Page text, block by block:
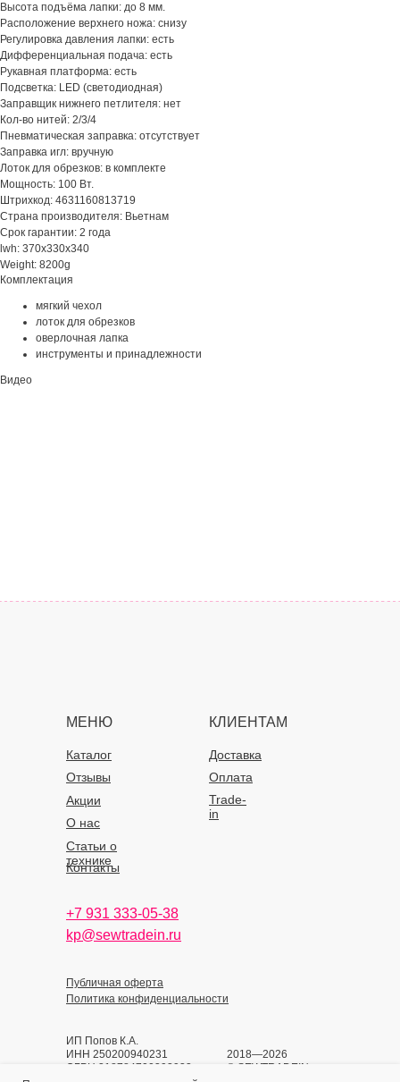
Высота подъёма лапки: до 8 мм.
Расположение верхнего ножа: снизу
Регулировка давления лапки: есть
Дифференциальная подача: есть
Рукавная платформа: есть
Подсветка: LED (светодиодная)
Заправщик нижнего петлителя: нет
Кол-во нитей: 2/3/4
Пневматическая заправка: отсутствует
Заправка игл: вручную
Лоток для обрезков: в комплекте
Мощность: 100 Вт.
Штрихкод: 4631160813719
Страна производителя: Вьетнам
Срок гарантии: 2 года
lwh: 370x330x340
Weight: 8200g
Комплектация
мягкий чехол
лоток для обрезков
оверлочная лапка
инструменты и принадлежности
Видео
МЕНЮ КЛИЕНТАМ
Каталог
О нас
Доставка
Статьи о
технике
Оплата
Отзывы
Акции
Контакты
Trade-
in
+7 931 333-05-38
kp@sewtradein.ru
ИП Попов К.А.
ИНН 250200940231
ОГРН 318784700393933
Политика конфиденциальности
Публичная оферта
2018—2026
© SEWTRADEIN